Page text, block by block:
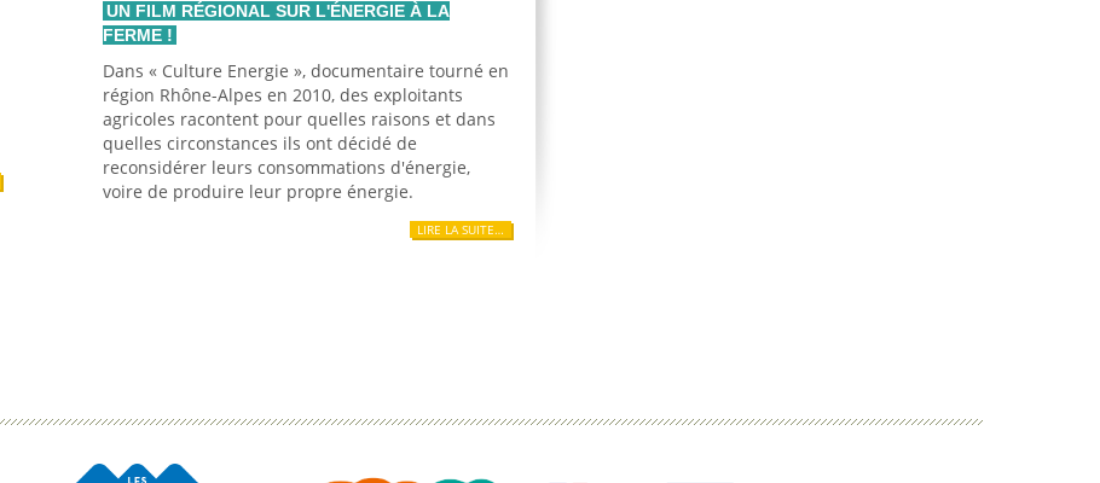
UN FILM RÉGIONAL SUR L'ÉNERGIE À LA
FERME !
Dans « Culture Energie », documentaire tourné en
région Rhône-Alpes en 2010, des exploitants
agricoles racontent pour quelles raisons et dans
quelles circonstances ils ont décidé de
reconsidérer leurs consommations d'énergie,
voire de produire leur propre énergie.
LIRE LA SUITE…